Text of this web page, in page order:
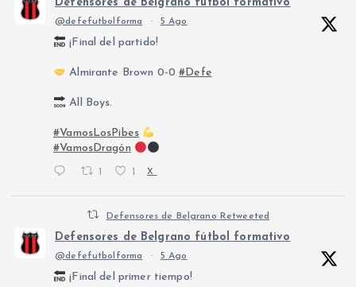
Defensores de Belgrano fútbol formativo
@defefutbolforma · 5 Ago
¡Final del partido!
Almirante Brown 0-0#Defe
All Boys.
#VamosLosPibes
#VamosDragón
X
Defensores de Belgrano Retweeted
Defensores de Belgrano fútbol formativo
@defefutbolforma · 5 Ago
¡Final del primer tiempo!